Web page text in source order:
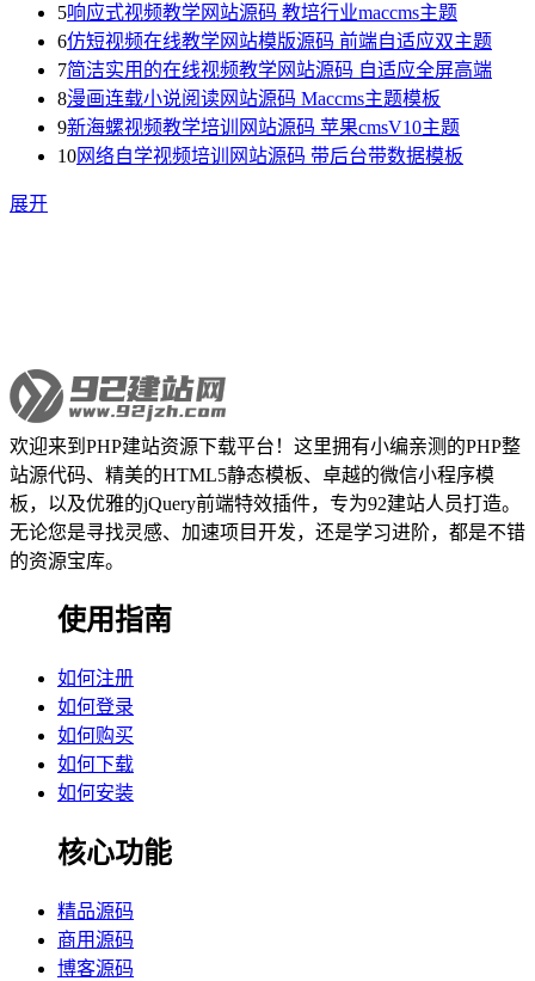
5响应式视频教学网站源码 教培行业maccms主题
6仿短视频在线教学网站模版源码 前端自适应双主题
7简洁实用的在线视频教学网站源码 自适应全屏高端
8漫画连载小说阅读网站源码 Maccms主题模板
9新海螺视频教学培训网站源码 苹果cmsV10主题
10网络自学视频培训网站源码 带后台带数据模板
展开
欢迎来到PHP建站资源下载平台！这里拥有小编亲测的PHP整
站源代码、精美的HTML5静态模板、卓越的微信小程序模
板，以及优雅的jQuery前端特效插件，专为92建站人员打造。
无论您是寻找灵感、加速项目开发，还是学习进阶，都是不错
的资源宝库。
使用指南
如何注册
如何登录
如何购买
如何下载
如何安装
核心功能
精品源码
商用源码
博客源码